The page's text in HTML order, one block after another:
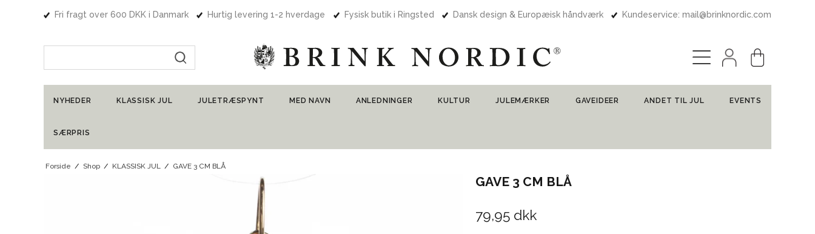
Fri fragt over 600 DKK i Danmark Hurtig levering 1-2 hverdage Fysisk butik i Ringsted Dansk design & Europæisk håndværk Kundeservice: mail@brinknordic.com
NYHEDER KLASSISK JUL JULETRÆSPYNT MED NAVN ANLEDNINGER KULTUR JULEMÆRKER GAVEIDEER ANDET TIL JUL EVENTS
SÆRPRIS
Forside / Shop / KLASSISK JUL / GAVE 3 CM BLÅ
GAVE 3 CM BLÅ
79,95 dkk